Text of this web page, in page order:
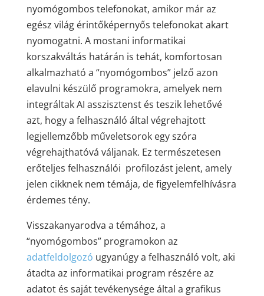
nyomógombos telefonokat, amikor már az
egész világ érintőképernyős telefonokat akart
nyomogatni. A mostani informatikai
korszakváltás határán is tehát, komfortosan
alkalmazható a “nyomógombos” jelző azon
elavulni készülő programokra, amelyek nem
integráltak AI asszisztenst és teszik lehetővé
azt, hogy a felhasználó által végrehajtott
legjellemzőbb műveletsorok egy szóra
végrehajthatóvá váljanak. Ez természetesen
erőteljes felhasználói profilozást jelent, amely
jelen cikknek nem témája, de figyelemfelhívásra
érdemes tény.
Visszakanyarodva a témához, a
“nyomógombos” programokon az
adatfeldolgozó ugyanúgy a felhasználó volt, aki
átadta az informatikai program részére az
adatot és saját tevékenysége által a grafikus